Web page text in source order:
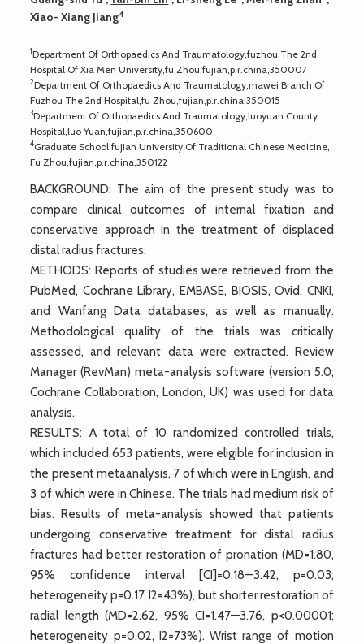
Xiao- Xiang Jiang4
1Department Of Orthopaedics And Traumatology,fuzhou The 2nd
Hospital Of Xia Men University,fu Zhou,fujian,p.r.china,350007
2Department Of Orthopaedics And Traumatology,mawei Branch Of
Fuzhou The 2nd Hospital,fu Zhou,fujian,p.r.china,350015
3Department Of Orthopaedics And Traumatology,luoyuan County
Hospital,luo Yuan,fujian,p.r.china,350600
4Graduate School,fujian University Of Traditional Chinese Medicine,
Fu Zhou,fujian,p.r.china,350122
BACKGROUND: The aim of the present study was to
compare clinical outcomes of internal fixation and
conservative approach in the treatment of displaced
distal radius fractures.
METHODS: Reports of studies were retrieved from the
PubMed, Cochrane Library, EMBASE, BIOSIS, Ovid, CNKI,
and Wanfang Data databases, as well as manually.
Methodological quality of the trials was critically
assessed, and relevant data were extracted. Review
Manager (RevMan) meta-analysis software (version 5.0;
Cochrane Collaboration, London, UK) was used for data
analysis.
RESULTS: A total of 10 randomized controlled trials,
which included 653 patients, were eligible for inclusion in
the present metaanalysis, 7 of which were in English, and
3 of which were in Chinese. The trials had medium risk of
bias. Results of meta-analysis showed that patients
undergoing conservative treatment for distal radius
fractures had better restoration of pronation (MD=1.80,
95% confidence interval [CI]=0.18—3.42, p=0.03;
heterogeneity p=0.17, I2=43%), but shorter restoration of
radial length (MD=2.62, 95% CI=1.47—3.76, p<0.00001;
heterogeneity p=0.02, I2=73%). Wrist range of motion